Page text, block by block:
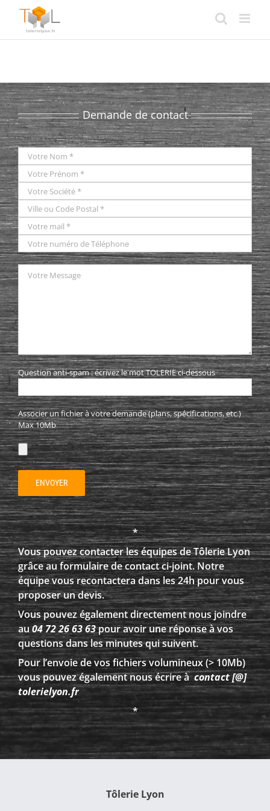
contenu
Demande de contact
Question anti-spam : écrivez le mot TOLERIE ci-dessous
Associer un fichier à votre demande (plans, spécifications, etc.)
Max 10Mb
*
Vous pouvez contacter les équipes de Tôlerie Lyon
grâce au formulaire de contact ci-joint. Notre
équipe vous recontactera dans les 24h pour vous
proposer un devis.
Vous pouvez également directement nous joindre
au04 72 26 63 63pour avoir une réponse à vos
questions dans les minutes qui suivent.
Pour l’envoie de vos fichiers volumineux (> 10Mb)
vous pouvez également nous écrire àcontact [@]
tolerielyon.fr
*
Tôlerie Lyon